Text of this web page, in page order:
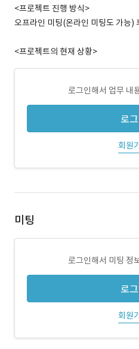
<프로젝트 진행 방식>
오프라인 미팅(온라인 미팅도 가능)
<프로젝트의 현재 상황>
로그인해서 업무 내
로
회원
미팅
로그인해서 미팅 정
로
회원